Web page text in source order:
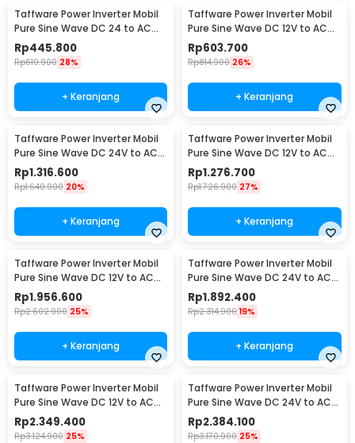
Taffware Power Inverter Mobil
Pure Sine Wave DC 24 to AC
220V 1000W - NBQ1000
Rp445.800
Rp610.900 28%
+ Keranjang
Taffware Power Inverter Mobil
Pure Sine Wave DC 12V to AC
220V 1600W - NBQ1600W
Rp603.700
Rp814.900 26%
+ Keranjang
Taffware Power Inverter Mobil
Pure Sine Wave DC 24V to AC
220V 4000W - NBQ4000W
Rp1.316.600
Rp1.640.900 20%
+ Keranjang
Taffware Power Inverter Mobil
Pure Sine Wave DC 12V to AC
220V 4000W - NBQ4000W
Rp1.276.700
Rp1.726.900 27%
+ Keranjang
Taffware Power Inverter Mobil
Pure Sine Wave DC 12V to AC
220V 5000W - NBQ5000W
Rp1.956.600
Rp2.602.900 25%
+ Keranjang
Taffware Power Inverter Mobil
Pure Sine Wave DC 24V to AC
220V 5000W - NBQ5000W
Rp1.892.400
Rp2.314.900 19%
+ Keranjang
Taffware Power Inverter Mobil
Pure Sine Wave DC 12V to AC
220V 6000W - NBQ6000W
Rp2.349.400
Rp3.124.900 25%
Taffware Power Inverter Mobil
Pure Sine Wave DC 24V to AC
220V 6000W - NBQ6000W
Rp2.384.100
Rp3.170.900 25%